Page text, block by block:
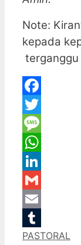
Note:
kepada
terganggu
Facebook
Twitter
Message
WhatsApp
LinkedIn
Gmail
Email
Tumblr
Categories
PASTORAL